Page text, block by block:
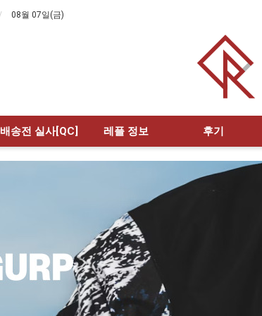
08월 07일(금)
배송전 실사[QC] 레플 정보 후기